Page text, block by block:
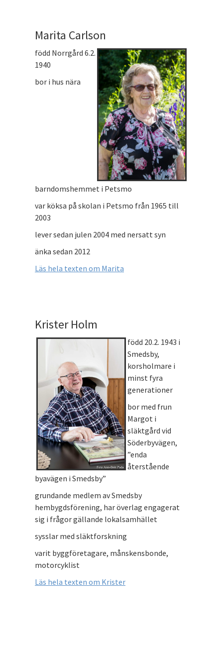
Marita Carlson
född Norrgård 6.2.
1940
bor i hus nära
barndomshemmet i Petsmo
var köksa på skolan i Petsmo från 1965 till
2003
lever sedan julen 2004 med nersatt syn
änka sedan 2012
Läs hela texten om Marita
Krister Holm
född 20.2. 1943 i
Smedsby,
korsholmare i
minst fyra
generationer
bor med frun
Margot i
släktgård vid
Söderbyvägen,
”enda
återstående
byavägen i Smedsby”
grundande medlem av Smedsby
hembygdsförening, har överlag engagerat
sig i frågor gällande lokalsamhället
sysslar med släktforskning
varit byggföretagare, månskensbonde,
motorcyklist
Läs hela texten om Krister